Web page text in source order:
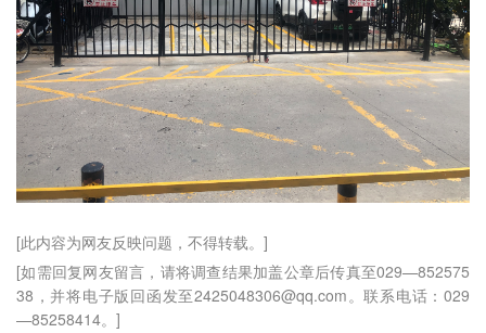
[此内容为网友反映问题，不得转载。]
[如需回复网友留言，请将调查结果加盖公章后传真至029—852575
38，并将电子版回函发至2425048306@qq.com。联系电话：029
—85258414。]